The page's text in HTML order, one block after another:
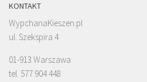
KONTAKT
WypchanaKieszen.pl
ul. Szekspira 4
01-913 Warszawa
tel. 577 904 448